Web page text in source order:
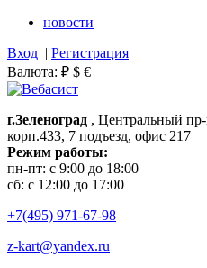
новости
Вход | Регистрация
Валюта: ₽ $ €
г.Зеленоград , Центральный пр-
корп.433, 7 подъезд, офис 217
Режим работы:
пн-пт: с 9:00 до 18:00
сб: с 12:00 до 17:00
+7(495) 971-67-98
z-kart@yandex.ru